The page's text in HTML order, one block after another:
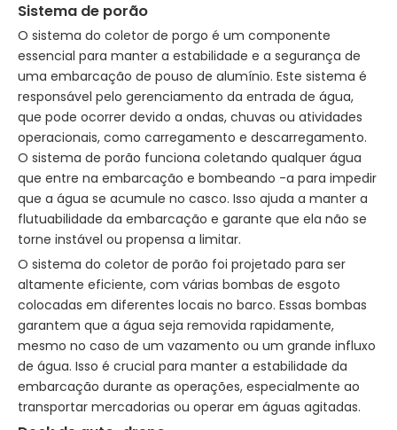
Sistema de porão
O sistema do coletor de porgo é um componente
essencial para manter a estabilidade e a segurança de
uma embarcação de pouso de alumínio. Este sistema é
responsável pelo gerenciamento da entrada de água,
que pode ocorrer devido a ondas, chuvas ou atividades
operacionais, como carregamento e descarregamento.
O sistema de porão funciona coletando qualquer água
que entre na embarcação e bombeando -a para impedir
que a água se acumule no casco. Isso ajuda a manter a
flutuabilidade da embarcação e garante que ela não se
torne instável ou propensa a limitar.
O sistema do coletor de porão foi projetado para ser
altamente eficiente, com várias bombas de esgoto
colocadas em diferentes locais no barco. Essas bombas
garantem que a água seja removida rapidamente,
mesmo no caso de um vazamento ou um grande influxo
de água. Isso é crucial para manter a estabilidade da
embarcação durante as operações, especialmente ao
transportar mercadorias ou operar em águas agitadas.